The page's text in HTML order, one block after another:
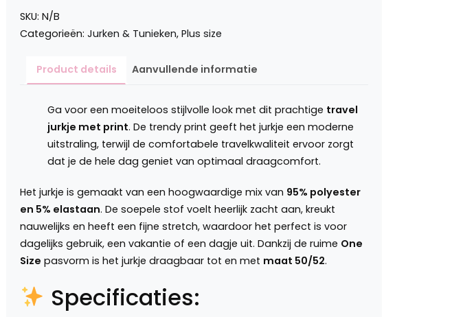
aantal
SKU: N/B
Categorieën: Jurken & Tunieken, Plus size
Product details Aanvullende informatie
Ga voor een moeiteloos stijlvolle look met dit prachtige travel
jurkje met print. De trendy print geeft het jurkje een moderne
uitstraling, terwijl de comfortabele travelkwaliteit ervoor zorgt
dat je de hele dag geniet van optimaal draagcomfort.
Het jurkje is gemaakt van een hoogwaardige mix van 95% polyester
en 5% elastaan. De soepele stof voelt heerlijk zacht aan, kreukt
nauwelijks en heeft een fijne stretch, waardoor het perfect is voor
dagelijks gebruik, een vakantie of een dagje uit. Dankzij de ruime One
Size pasvorm is het jurkje draagbaar tot en met maat 50/52.
Specificaties: